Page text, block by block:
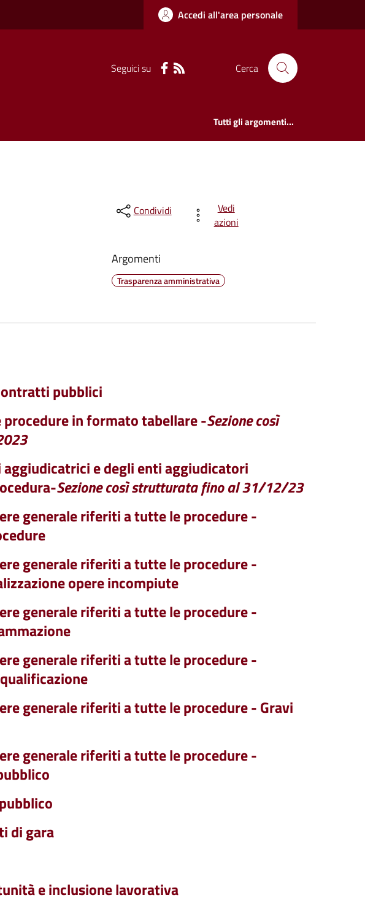
Accedi all'area personale
Seguici su Cerca
Tutti gli argomenti...
Condividi
Vedi
azioni
Argomenti
Trasparenza amministrativa
pubblici
in formato tabellare -Sezione così
e degli enti aggiudicatori
Sezione così strutturata fino al 31/12/23
generale riferiti a tutte le procedure -
generale riferiti a tutte le procedure -
opere incompiute
generale riferiti a tutte le procedure -
generale riferiti a tutte le procedure -
generale riferiti a tutte le procedure - Gravi
generale riferiti a tutte le procedure -
di gara
e inclusione lavorativa